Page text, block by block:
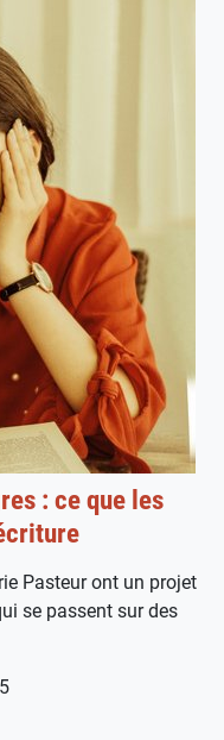
: ce que les
Pasteur ont un projet
se passent sur des